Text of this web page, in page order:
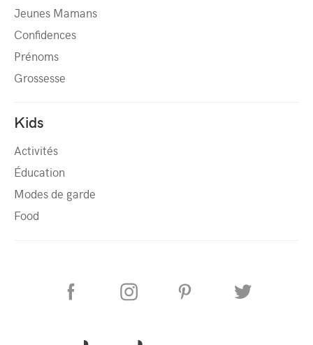
Jeunes Mamans
Confidences
Prénoms
Grossesse
Kids
Activités
Éducation
Modes de garde
Food